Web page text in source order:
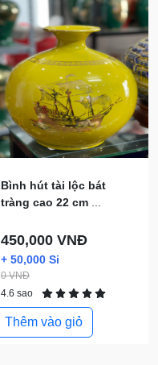
Bình hút tài lộc bát
tràng cao 22 cm
450,000 VNĐ
+ 50,000 Si
0 VNĐ
4.6 sao
Thêm vào giỏ